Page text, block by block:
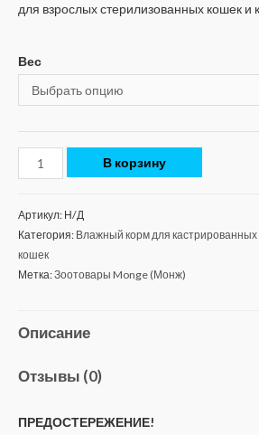
для взрослых стерилизованных кошек и
Вес
В корзину
Артикул: Н/Д
Категория: Влажный корм для
кошек
Метка:Зоотовары Monge (Монж)
Описание
Отзывы (0)
ПРЕДОСТЕРЕЖЕНИЕ!